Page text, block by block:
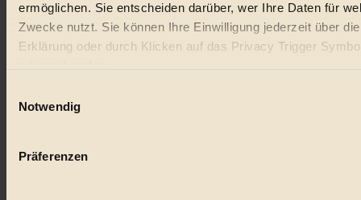
ermöglichen. Sie entscheiden darüber, wer Ihre Daten für
Zwecke nutzt. Sie können Ihre Einwilligung jederzeit über
Erklärung oder durch Klicken auf das Privacy Trigger
Wenn Sie es erlauben, würden wir auch gerne:
Ihr Gerät durch aktives Scannen nach bestimmten
Notwendig
Präferenzen
Bio